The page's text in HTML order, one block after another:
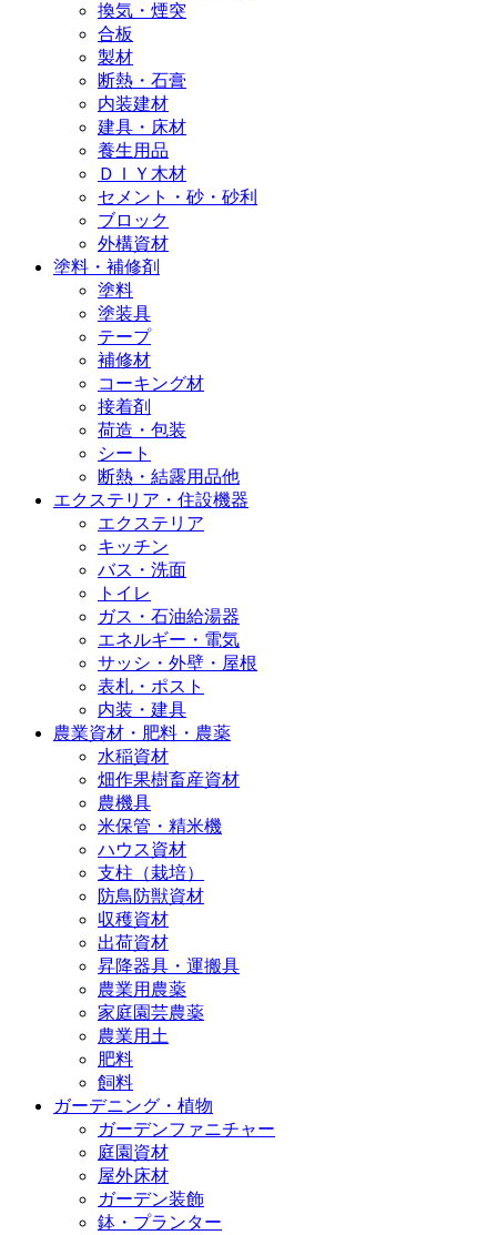
換気・煙突
合板
製材
断熱・石膏
内装建材
建具・床材
養生用品
ＤＩＹ木材
セメント・砂・砂利
ブロック
外構資材
塗料・補修剤
塗料
塗装具
テープ
補修材
コーキング材
接着剤
荷造・包装
シート
断熱・結露用品他
エクステリア・住設機器
エクステリア
キッチン
バス・洗面
トイレ
ガス・石油給湯器
エネルギー・電気
サッシ・外壁・屋根
表札・ポスト
内装・建具
農業資材・肥料・農薬
水稲資材
畑作果樹畜産資材
農機具
米保管・精米機
ハウス資材
支柱（栽培）
防鳥防獣資材
収穫資材
出荷資材
昇降器具・運搬具
農業用農薬
家庭園芸農薬
農業用土
肥料
飼料
ガーデニング・植物
ガーデンファニチャー
庭園資材
屋外床材
ガーデン装飾
鉢・プランター